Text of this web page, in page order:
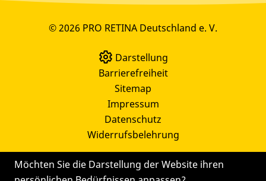
Möchten Sie die Darstellung der Website ihren
© 2026 PRO RETINA Deutschland e. V.
Darstellung
Barrierefreiheit
Sitemap
Impressum
Datenschutz
Widerrufsbelehrung